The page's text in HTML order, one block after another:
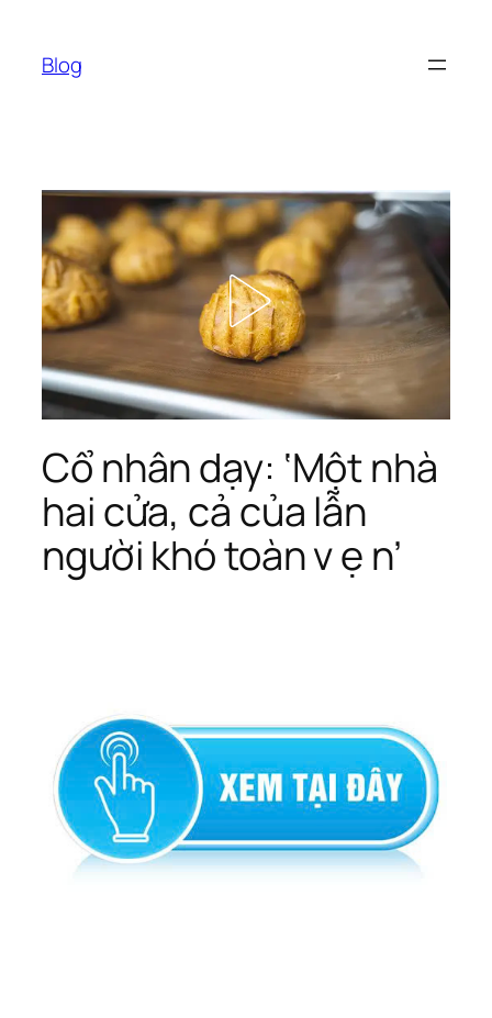
phầnBlog
Cổ nhân dạy: ‘Một nhà
hai cửa, cả của lẫn
người khó toàn v ẹ n’